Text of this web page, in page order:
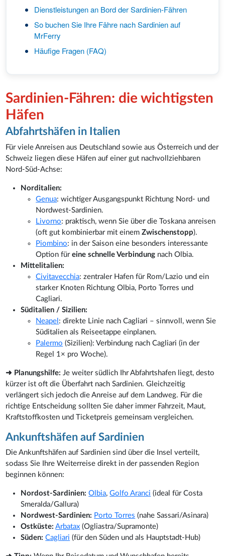
Dienstleistungen an Bord der Sardinien-Fähren
So buchen Sie Ihre Fähre nach Sardinien auf
MrFerry
Häufige Fragen (FAQ)
Sardinien-Fähren: die wichtigsten
Häfen
Abfahrtshäfen in Italien
Für viele Anreisen aus Deutschland sowie aus Österreich und der
Schweiz liegen diese Häfen auf einer gut nachvollziehbaren
Nord-Süd-Achse:
Norditalien:
Genua: wichtiger Ausgangspunkt Richtung Nord- und
Nordwest-Sardinien.
Livorno: praktisch, wenn Sie über die Toskana anreisen
(oft gut kombinierbar mit einemZwischenstopp).
Piombino: in der Saison eine besonders interessante
Option füreine schnelle Verbindung nach Olbia.
Mittelitalien:
Civitavecchia: zentraler Hafen für Rom/Lazio und ein
starker Knoten Richtung Olbia, Porto Torres und
Cagliari.
Süditalien / Sizilien:
Neapel : direkte Linie nach Cagliari – sinnvoll, wenn Sie
Süditalien als Reiseetappe einplanen.
Palermo (Sizilien): Verbindung nach Cagliari (in der
Regel 1× pro Woche).
➜ Planungshilfe: Je weiter südlich Ihr Abfahrtshafen liegt, desto
kürzer ist oft die Überfahrt nach Sardinien. Gleichzeitig
verlängert sich jedoch die Anreise auf dem Landweg. Für die
richtige Entscheidung sollten Sie daher immer Fahrzeit, Maut,
Kraftstoffkosten und Ticketpreis gemeinsam vergleichen.
Ankunftshäfen auf Sardinien
Die Ankunftshäfen auf Sardinien sind über die Insel verteilt,
sodass Sie Ihre Weiterreise direkt in der passenden Region
beginnen können:
Nordost-Sardinien: Olbia,Golfo Aranci (ideal für Costa
Smeralda/Gallura)
Nordwest-Sardinien: Porto Torres (nahe Sassari/Asinara)
Ostküste: Arbatax (Ogliastra/Supramonte)
Süden: Cagliari (für den Süden und als Hauptstadt-Hub)